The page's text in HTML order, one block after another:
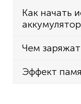
Как начать
Чем
Эффект